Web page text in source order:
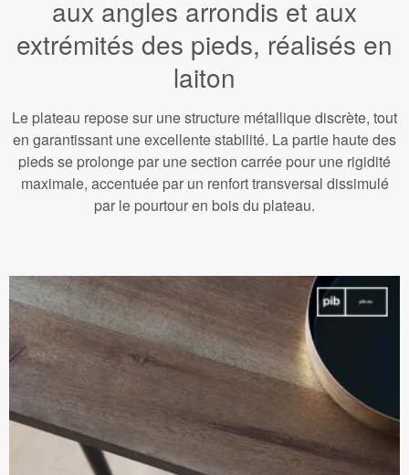
aux angles arrondis et aux
extrémités des pieds, réalisés en
laiton
Le plateau repose sur une structure métallique discrète, tout
en garantissant une excellente stabilité. La partie haute des
pieds se prolonge par une section carrée pour une rigidité
maximale, accentuée par un renfort transversal dissimulé
par le pourtour en bois du plateau.